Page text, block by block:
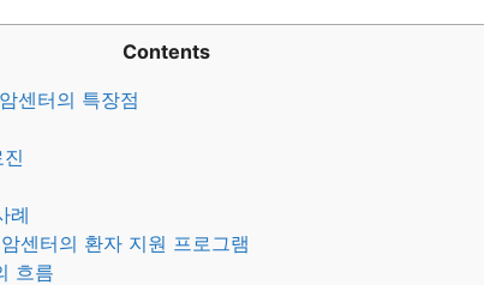
Contents
센터의 특장점
례
센터의 환자 지원 프로그램
흐름